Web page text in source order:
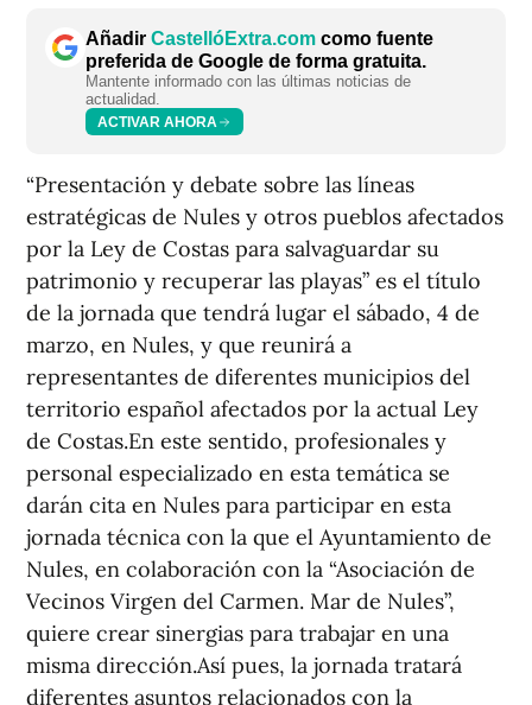
Añadir CastellóExtra.com como fuente
preferida de Google de forma gratuita.
Mantente informado con las últimas noticias de
actualidad.
ACTIVAR AHORA
“Presentación y debate sobre las líneas
estratégicas de Nules y otros pueblos afectados
por la Ley de Costas para salvaguardar su
patrimonio y recuperar las playas” es el título
de la jornada que tendrá lugar el sábado, 4 de
marzo, en Nules, y que reunirá a
representantes de diferentes municipios del
territorio español afectados por la actual Ley
de Costas.En este sentido, profesionales y
personal especializado en esta temática se
darán cita en Nules para participar en esta
jornada técnica con la que el Ayuntamiento de
Nules, en colaboración con la “Asociación de
Vecinos Virgen del Carmen. Mar de Nules”,
quiere crear sinergias para trabajar en una
misma dirección.Así pues, la jornada tratará
diferentes asuntos relacionados con la